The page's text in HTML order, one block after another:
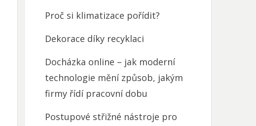
Proč si klimatizace pořídit?
Dekorace díky recyklaci
Docházka online – jak moderní
technologie mění způsob, jakým
firmy řídí pracovní dobu
Postupové střižné nástroje pro